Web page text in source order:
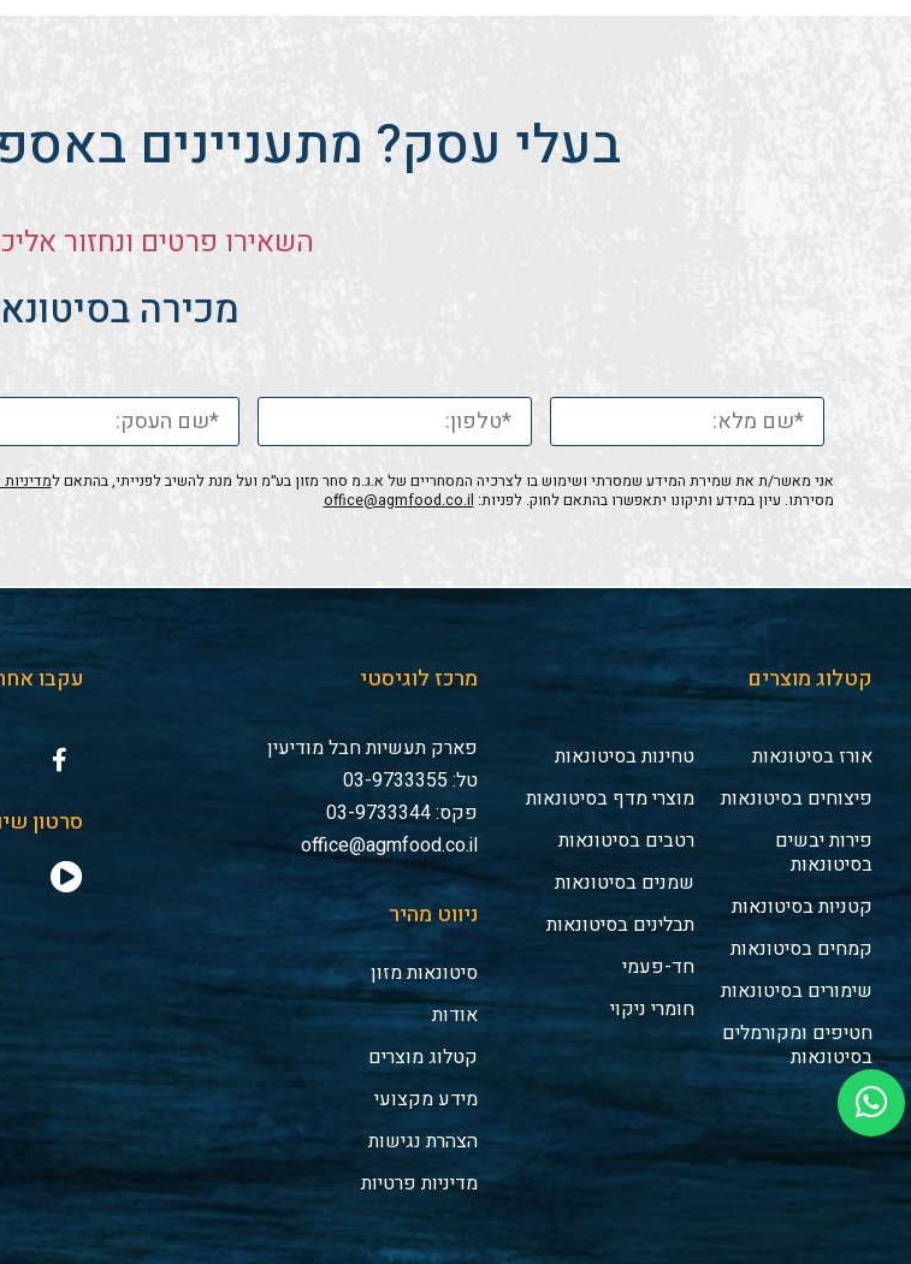
בעלי עסק? מתעניינים
השאירו פרטים ונחזור
מכירה
אני מאשר/ת את שמירת המידע שמסרתי ושימוש בו לצרכיה המסחריים של א.ג.מ סחר מזון בע״מ ועל מנת להשיב לפנייתי, בהתאם ל
מסירתו. עיון במידע ותיקונו יתאפשרו בהתאם לחוק. לפניות: office@agmfood.co.il
קטלוג מוצרים
אורז בסיטונאות
פיצוחים בסיטונאות
פירות יבשים
בסיטונאות
קטניות בסיטונאות
קמחים בסיטונאות
שימורים בסיטונאות
חטיפים ומקורמלים
בסיטונאות
טחינות בסיטונאות
מוצרי מדף בסיטונאות
רטבים בסיטונאות
שמנים בסיטונאות
תבלינים בסיטונאות
חד-פעמי
חומרי ניקוי
מרכז לוגיסטי
פארק תעשיות חבל מודיעין
טל: 03-9733355
פקס: 03-9733344
office@agmfood.co.il
ניווט מהיר
סיטונאות מזון
אודות
קטלוג מוצרים
מידע מקצועי
הצהרת נגישות
מדיניות פרטיות
עקבו
סרטון